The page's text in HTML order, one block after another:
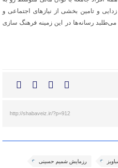
و تامین بخشی از نیازهای اجتماعی و
رسانه‌ها در این زمینه فرهنگ سازی
http://shabaveiz.ir/?p=912
رزمایش شمیم حسینی